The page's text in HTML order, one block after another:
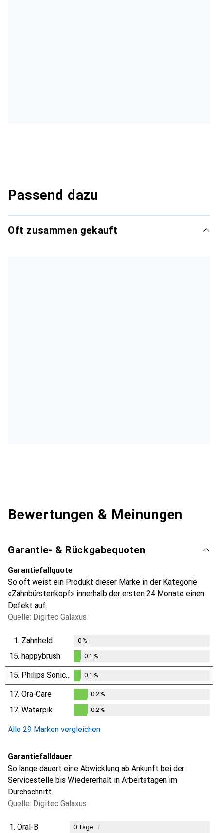
Passend dazu
Oft zusammen gekauft
Bewertungen & Meinungen
Garantie- & Rückgabequoten
Garantiefallquote
So oft weist ein Produkt dieser Marke in der Kategorie
«Zahnbürstenkopf» innerhalb der ersten 24 Monate einen
Defekt auf.
Quelle: Digitec Galaxus
1. Zahnheld 0%
15. happybrush
0.1%
0.1 %
15. Philips Sonicare
0.1%
0.1 %
17. Ora-Care
0.2%
0.2 %
17. Waterpik 0.2 %
Alle 29 Marken vergleichen
Garantiefalldauer
So lange dauert eine Abwicklung ab Ankunft bei der
Servicestelle bis Wiedererhalt in Arbeitstagen im
Durchschnitt.
Quelle: Digitec Galaxus
1. Oral-B 0Tage i